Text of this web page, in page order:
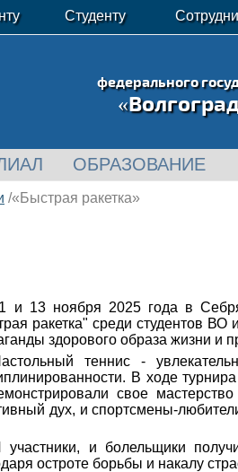
Студенту
федерального
ОБРАЗОВАНИЕ
/«Быстрая ракетка»
и 13 ноября 2025 года в
ракетка" среди студентов
здорового образа жизни и
теннис -
В ходе
свое
дух, и спортсмены-
участники, и болельщики
остроте борьбы и накалу